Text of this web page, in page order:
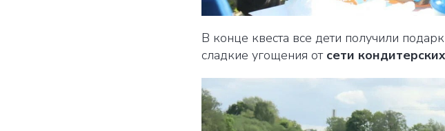
В конце квеста все дети получили
сладкие угощения от сети